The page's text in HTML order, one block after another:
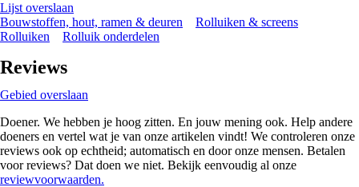
Lijst overslaan
Bouwstoffen, hout, ramen & deuren
Rolluiken & screens
Rolluiken
Rolluik onderdelen
Reviews
Gebied overslaan
Doener. We hebben je hoog zitten. En jouw mening ook. Help andere
doeners en vertel wat je van onze artikelen vindt! We controleren onze
reviews ook op echtheid; automatisch en door onze mensen. Betalen
voor reviews? Dat doen we niet. Bekijk eenvoudig al onze
reviewvoorwaarden.